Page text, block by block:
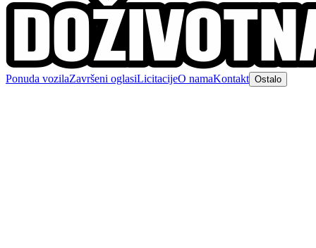
Ponuda vozilaZavršeni oglasiLicitacijeO namaKontakt Ostalo